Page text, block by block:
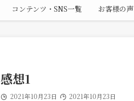
コンテンツ・SNS一覧 お客様の声
感想1
2021年10月23日 2021年10月23日